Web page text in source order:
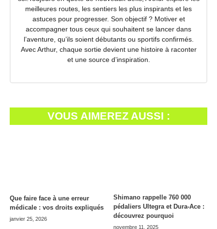
meilleures routes, les sentiers les plus inspirants et les
astuces pour progresser. Son objectif ? Motiver et
accompagner tous ceux qui souhaitent se lancer dans
l’aventure, qu’ils soient débutants ou sportifs confirmés.
Avec Arthur, chaque sortie devient une histoire à raconter
et une source d’inspiration.
VOUS AIMEREZ AUSSI :
Que faire face à une erreur
médicale : vos droits expliqués
janvier 25, 2026
Shimano rappelle 760 000
pédaliers Ultegra et Dura-Ace :
découvrez pourquoi
novembre 11, 2025